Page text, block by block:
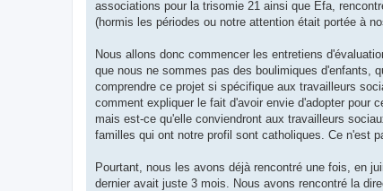
associations pour la trisomie 21 ainsi que Efa,
(hormis les périodes ou notre attention était portée à
Nous allons donc commencer les entretiens
que nous ne sommes pas des boulimiques d'enfants,
comprendre ce projet si spécifique aux travailleurs
comment expliquer le fait d'avoir envie d'adopter pour
mais est-ce qu'elle conviendront aux travailleurs
familles qui ont notre profil sont catholiques. Ce n'est
Pourtant, nous les avons déjà rencontré une fois, en
dernier avait juste 3 mois. Nous avons rencontré la